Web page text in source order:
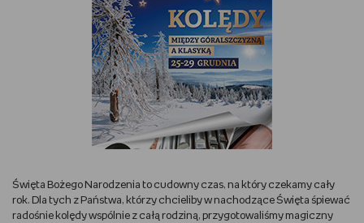
URZĄDZAM I DEKORUJĘ
MAM ZWIERZĘTA
Święta Bożego Narodzenia to cudowny czas, na który czekamy cały
rok. Dla tych z Państwa, którzy chcieliby w nachodzące Święta śpiewać
radośnie kolędy wspólnie z całą rodziną, przygotowaliśmy magiczny